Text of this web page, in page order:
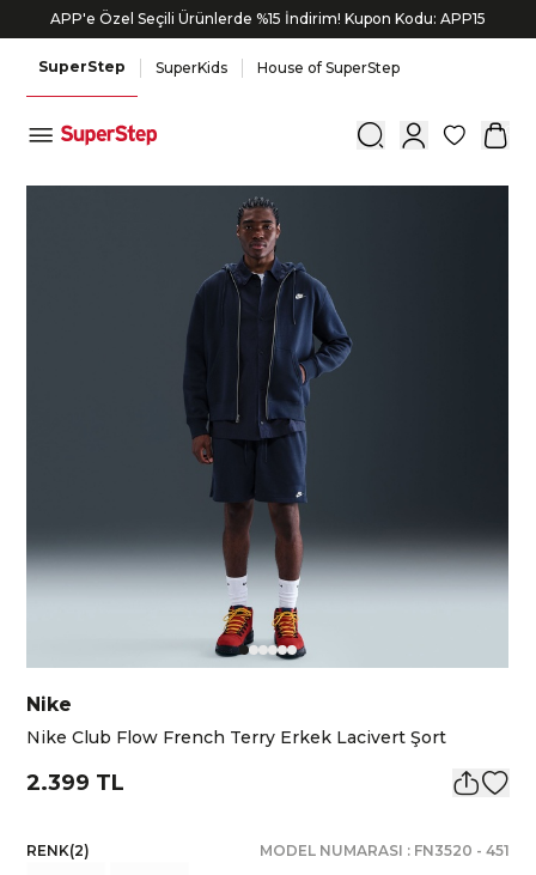
APP'e Özel Seçili Ürünlerde %15 İndirim! Kupon Kodu: APP15
SuperStep SuperKids House of SuperStep
0
Nike
Nike Club Flow French Terry Erkek Lacivert Şort
2.399 TL
RENK(2) MODEL NUMARASI : FN3520 - 451